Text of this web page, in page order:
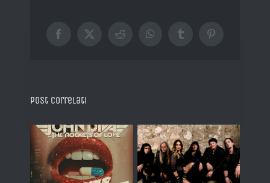
Facebook
X RedditWhatsAppTumblrPinterest
Post correlati